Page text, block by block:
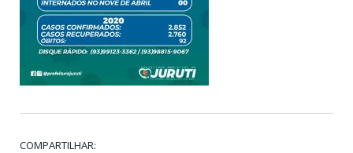
COMPARTILHAR: